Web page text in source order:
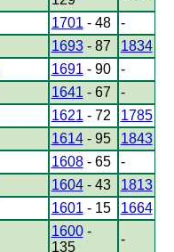
1701 - 48
-
1693- 87
1834
1691 - 90
-
1641 - 67
-
1621 - 72
1785
1614- 95
1843
1608- 65
-
1604- 43
1813
1601 - 15 1664
1600-
135
-